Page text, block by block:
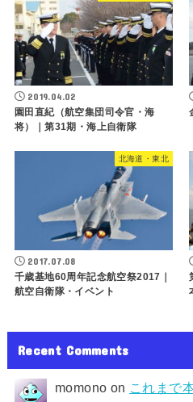
2019.04.02
園田直紀（航空集団司令官・海
将）｜第31期・海上自衛隊
北海道・東北
2017.07.08
千歳基地60周年記念航空祭2017｜
航空自衛隊・イベント
Recent Comments
momono on これまで